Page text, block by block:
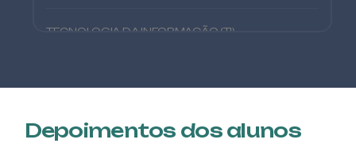
TECNOLOGIA DA INFORMAÇÃO (TI)
ASSISTENTE ADMINISTRATIVO
Depoimentos dos alunos